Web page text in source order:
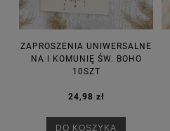
ZAPROSZENIA UNIWERSALNE
NA I KOMUNIĘ ŚW. BOHO
10SZT
24,98 zł
DO KOSZYKA